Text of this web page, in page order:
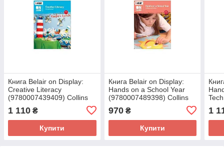
Книга Belair on Display:
Creative Literacy
(9780007439409) Collins
1 110 ₴
Купити
Книга Belair on Display:
Hands on a School Year
(9780007489398) Collins
970₴
Купити
1